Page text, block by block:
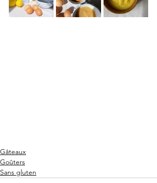
Gâteaux
Goûters
Sans gluten